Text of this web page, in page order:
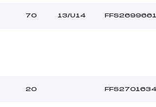
70 13/U14 FFS2699661
20 FFS2701634